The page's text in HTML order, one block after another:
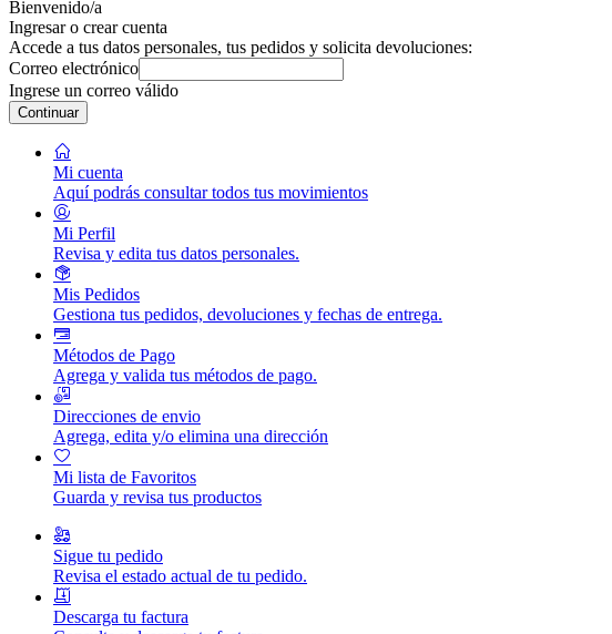
Bienvenido/a
Ingresar o crear cuenta
Accede a tus datos personales, tus pedidos y solicita devoluciones:
Correo electrónico
Ingrese un correo válido
Continuar
Mi cuenta
Aquí podrás consultar todos tus movimientos
Mi Perfil
Revisa y edita tus datos personales.
Mis Pedidos
Gestiona tus pedidos, devoluciones y fechas de entrega.
Métodos de Pago
Agrega y valida tus métodos de pago.
Direcciones de envio
Agrega, edita y/o elimina una dirección
Mi lista de Favoritos
Guarda y revisa tus productos
Sigue tu pedido
Revisa el estado actual de tu pedido.
Descarga tu factura